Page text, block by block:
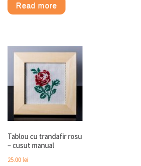
Read more
Tablou cu trandafir rosu
– cusut manual
25.00lei